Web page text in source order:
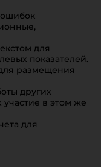
ошибок
для
показателей.
размещения
других
в этом же
для